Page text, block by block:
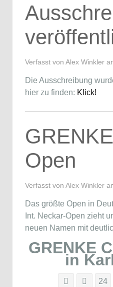
Verfasst von Alex Winkler
Die Ausschreibung
hier zu finden: Klick!
Open
Verfasst von Alex Winkler
Das größte Open in
Int. Neckar-Open zieht
neuen Namen mit
GRENKE
in
24